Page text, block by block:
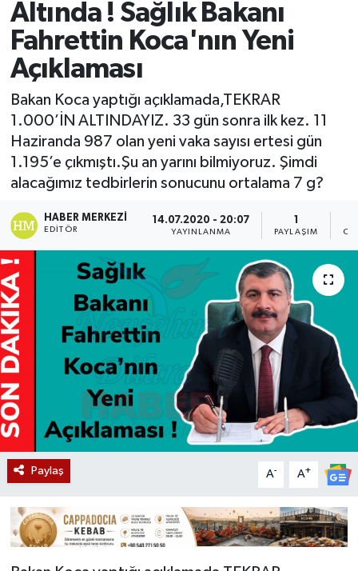
Altında ! Sağlık Bakanı
Fahrettin Koca'nın Yeni
Açıklaması
Bakan Koca yaptığı açıklamada,TEKRAR
1.000’İN ALTINDAYIZ. 33 gün sonra ilk kez. 11
Haziranda 987 olan yeni vaka sayısı ertesi gün
1.195’e çıkmıştı.Şu an yarını bilmiyoruz. Şimdi
alacağımız tedbirlerin sonucunu ortalama 7 g?
HABER MERKEZI
EDITÖR
14.07.2020 - 20:07
YAYINLANMA
1
PAYLAŞIM
Paylaş A- A+